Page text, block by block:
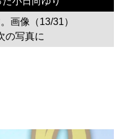
画像（13/31）
の写真に